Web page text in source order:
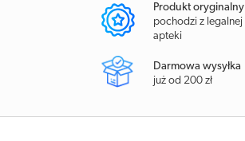
Produkt oryginalny
pochodzi z legalnej
apteki
Darmowa wysyłka
już od 200 zł